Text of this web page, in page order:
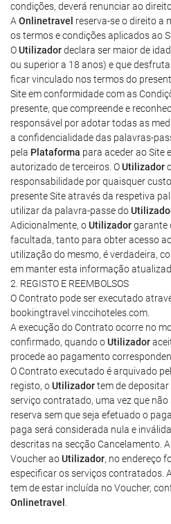
condições, deverá renunciar ao
A Onlinetravel reserva-se o direito a
os termos e condições aplicados ao
OUtilizadordeclara ser maior de
ou superior a 18 anos) e que
ficar vinculado nos termos do
Site em conformidade com as
presente, que compreende e
responsável por adotar todas as
a confidencialidade das palavras-
pela Plataforma para aceder ao Site
autorizado de terceiros. OUtilizador
responsabilidade por quaisquer
presente Site através da respetiva
utilizar da palavra-passe do
Adicionalmente, oUtilizadorgarante
facultada, tanto para obter acesso
utilização do mesmo, é verdadeira,
em manter esta informação
2. REGISTO E REEMBOLSOS
O Contrato pode ser executado
bookingtravel.vinccihoteles.com.
A execução do Contrato ocorre no
confirmado, quando oUtilizador
procede ao pagamento
O Contrato executado é arquivado
registo, oUtilizadortem de
serviço contratado, uma vez que
reserva sem que seja efetuado o
paga será considerada nula e
descritas na secção Cancelamento. A
Voucher aoUtilizador, no endereço
especificar os serviços contratados.
tem de estar incluída no Voucher,
Onlinetravel